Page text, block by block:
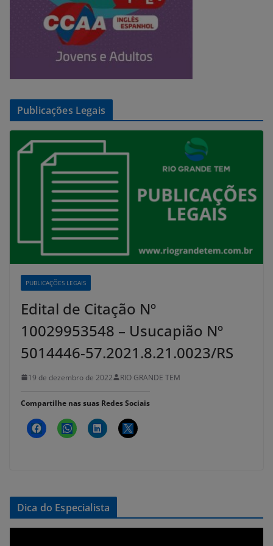
Publicações Legais
PUBLICAÇÕES LEGAIS
Edital de Citação Nº
10029953548 – Usucapião Nº
5014446-57.2021.8.21.0023/RS
19 de dezembro de 2022 RIO GRANDE TEM
Compartilhe nas suas Redes Sociais
Dica do Especialista